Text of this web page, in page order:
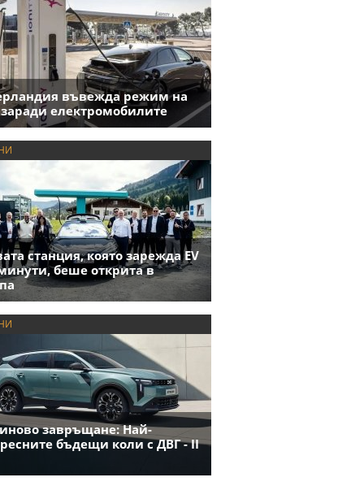
въвежда режим на
заради електромобилите
станция, която зарежда EV
беше открита в
завръщане: Най-
бъдещи коли с ДВГ - II